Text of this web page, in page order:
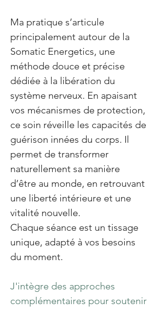
Ma pratique s’articule
principalement autour de la
Somatic Energetics, une
méthode douce et précise
dédiée à la libération du
système nerveux. En apaisant
vos mécanismes de protection,
ce soin réveille les capacités de
guérison innées du corps. Il
permet de transformer
naturellement sa manière
d’être au monde, en retrouvant
une liberté intérieure et une
vitalité nouvelle.
Chaque séance est un tissage
unique, adapté à vos besoins
du moment.
J'intègre des approches
complémentaires pour soutenir